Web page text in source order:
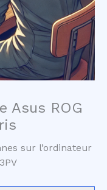
Asus ROG
sur l’ordinateur